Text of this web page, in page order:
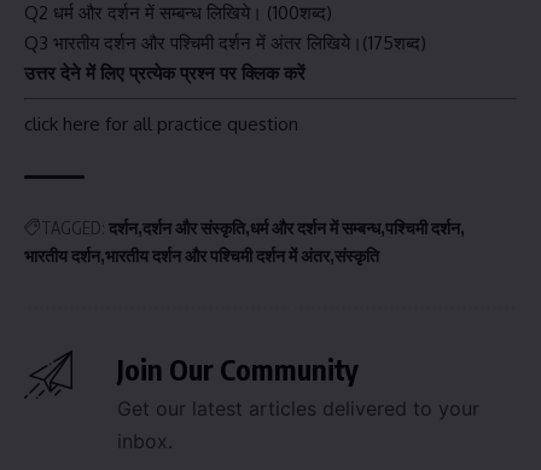
Q2 धर्म और दर्शन में सम्बन्ध लिखिये। (100शब्द)
Q3 भारतीय दर्शन और पश्चिमी दर्शन में अंतर लिखिये।(175शब्द)
उत्तर देने में लिए प्रत्येक प्रश्न पर क्लिक करें
click here for all practice question
TAGGED: दर्शन दर्शन और संस्कृति धर्म और दर्शन में सम्बन्ध पश्चिमी दर्शन
भारतीय दर्शन भारतीय दर्शन और पश्चिमी दर्शन में अंतर संस्कृति
Join Our Community
Get our latest articles delivered to your
inbox.